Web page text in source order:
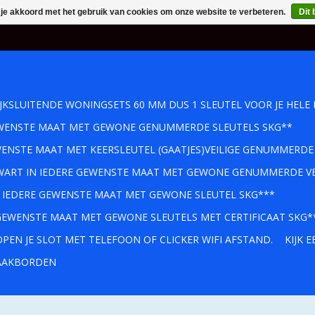
WONINGSETS 60 MM DUS 1 SLEUTEL VOOR JE
MAAT MET GEWONE GENUMMERDE SLEUTELS SKG**
MAAT MET KEERSLEUTEL (GAATJES)VEILIGE
IN IEDERE GEWENSTE MAAT MET GEWONE GENUMMERDE
GEWENSTE MAAT MET GEWONE SLEUTEL SKG***
MAAT MET GEWONE SLEUTELS MET CERTIFICAAT
JE SLOT MET TELEFOON OF CLICKER WIFI AFSTAND.
KIJK
akkoord met het gebruik van cookies om onze website te verbeteren. Dit